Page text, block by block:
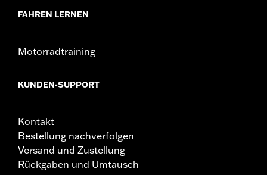
FAHREN LERNEN
Motorradtraining
KUNDEN-SUPPORT
Kontakt
Bestellung nachverfolgen
Versand und Zustellung
Rückgaben und Umtausch